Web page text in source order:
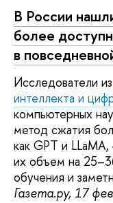
В России
более
в
Исследователи из
интеллекта и
компьютерных
метод сжатия
как GPT и
их объем на
обучения и
Газета.ру, 17